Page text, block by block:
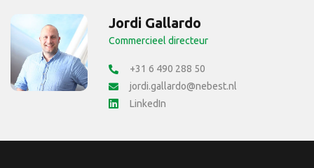
Jordi Gallardo
Commercieel directeur
+31 6 490 288 50
jordi.gallardo@nebest.nl
LinkedIn